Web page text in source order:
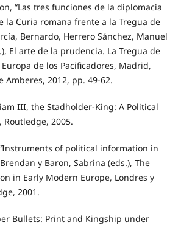
“Las tres funciones de la diplomacia
la Curia romana frente a la Tregua de
Bernardo, Herrero Sánchez, Manuel
El arte de la prudencia. La Tregua de
de los Pacificadores, Madrid,
Amberes, 2012, pp. 49-62.
III, the Stadholder-King: A Political
Routledge, 2005.
“Instruments of political information in
y Baron, Sabrina (eds.), The
in Early Modern Europe, Londres y
2001.
Bullets: Print and Kingship under